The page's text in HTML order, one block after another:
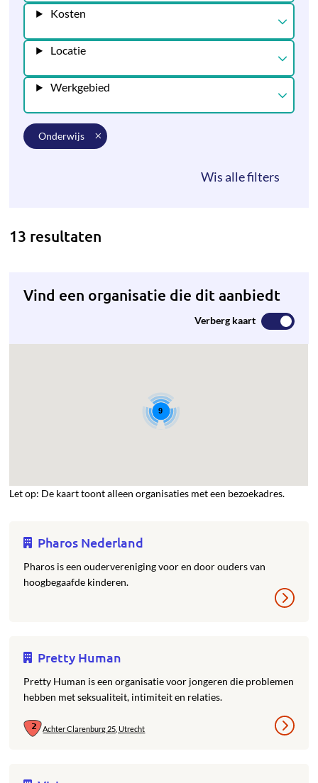
Kosten
Locatie
Werkgebied
onderwijs
13 resultaten
Vind een organisatie die dit aanbiedt
Verberg kaart
9
Let op: De kaart toont alleen organisaties met een bezoekadres.
Pharos Nederland
Pharos is een oudervereniging voor en door ouders van
hoogbegaafde kinderen.
Pretty Human
Pretty Human is een organisatie voor jongeren die problemen
hebben met seksualiteit, intimiteit en relaties.
Achter Clarenburg 25, Utrecht